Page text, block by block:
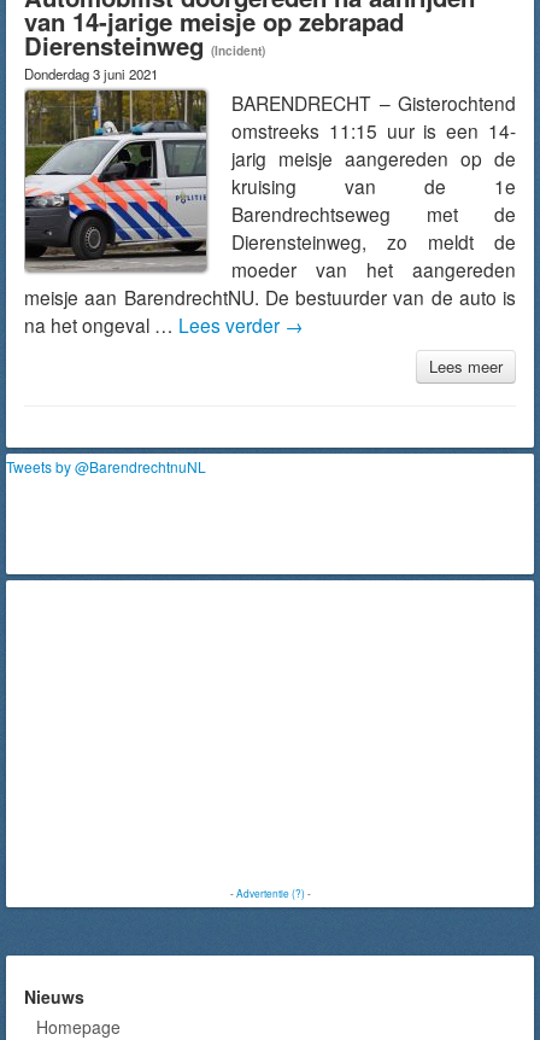
van 14-jarige meisje op zebrapad
Dierensteinweg (Incident)
Donderdag 3 juni 2021
BARENDRECHT – Gisterochtend
omstreeks 11:15 uur is een 14-
jarig meisje aangereden op de
kruising van de 1e
Barendrechtseweg met de
Dierensteinweg, zo meldt de
moeder van het aangereden
meisje aan BarendrechtNU. De bestuurder van de auto is
na het ongeval … Lees verder →
Lees meer
Tweets by @BarendrechtnuNL
-Advertentie (?)-
Nieuws
Homepage